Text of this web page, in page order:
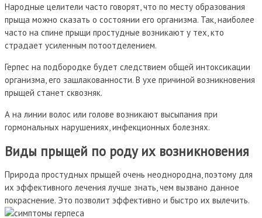
Народные целители часто говорят, что по месту образования
прыща можно сказать о состоянии его организма. Так, наиболее
часто на спине прыщи простудные возникают у тех, кто
страдает усиленным потоотделением.
Герпес на подбородке будет следствием общей интоксикации
организма, его зашлакованности. В ухе причиной возникновения
прыщей станет сквозняк.
А на линии волос или голове возникают высыпания при
гормональных нарушениях, инфекционных болезнях.
Виды прыщей по роду их возникновения
Природа простудных прыщей очень неоднородна, поэтому для
их эффективного лечения лучше знать, чем вызвано данное
покраснение. Это позволит эффективно и быстро их вылечить.